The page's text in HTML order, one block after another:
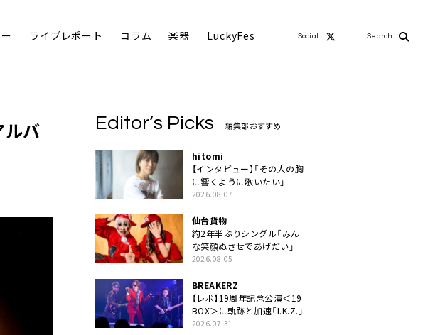
ライブレポート コラム 楽器 LuckyFes Social Search
ルバ
Editor’s Picks 編集部おすすめ
hitomi
【インタビュー】「その人の胸
に響くように歌いたい」
2026.08.07
仙台貨物
約2年半ぶりシングル「みん
な笑顔ぬさせであげだい」
2026.08.05
BREAKERZ
【レポ】19周年記念公演＜19
BOX＞に軌跡と加速「I.K.Z.」
2026.07.31